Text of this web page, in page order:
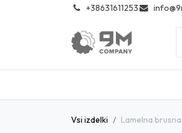
+38631611253
Vsi izdelki Lamelna